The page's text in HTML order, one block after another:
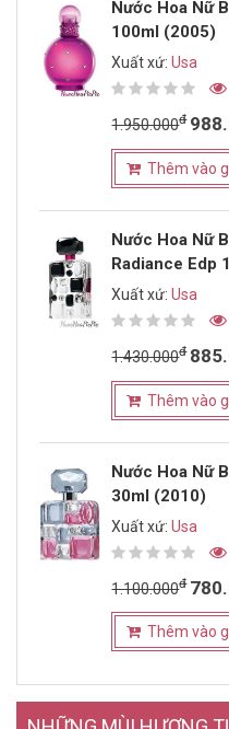
Nước Hoa Nữ
100ml (2005)
Xuất xứ:Usa
1.950.000đ
Thêm vào
Nước Hoa Nữ
Radiance Edp
Xuất xứ:Usa
1.430.000đ
Thêm vào
Nước Hoa Nữ
30ml (2010)
Xuất xứ:Usa
1.100.000đ
Thêm vào